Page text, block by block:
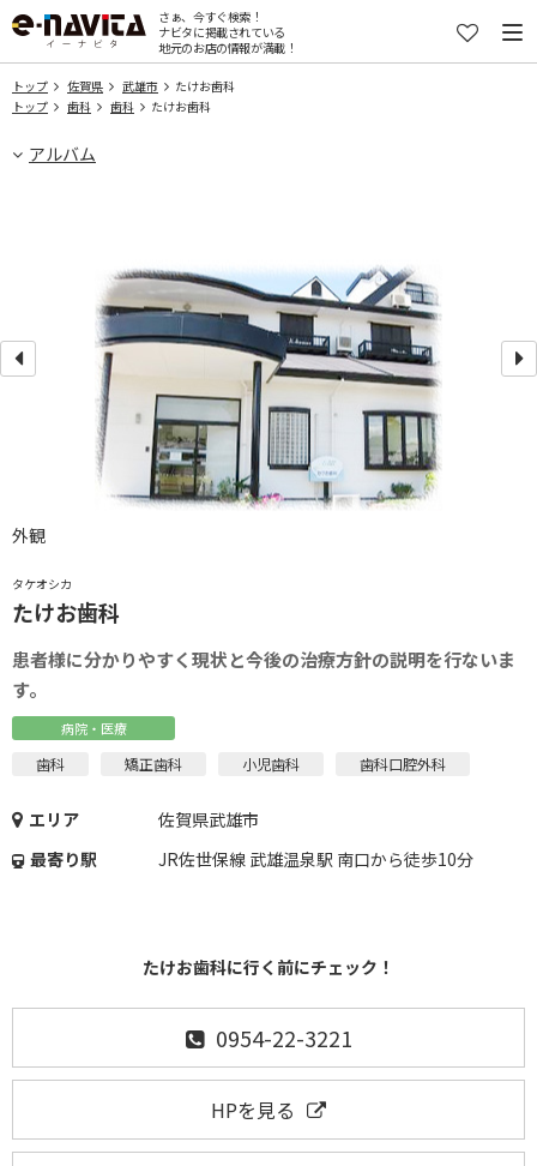
さぁ、今すぐ検索！
ナビタに掲載されている
地元のお店の情報が満載！
トップ 佐賀県 武雄市
たけお歯科
トップ
歯科 歯科 たけお歯科
アルバム
タケオシカ
たけお歯科
患者様に分かりやすく現状と今後の治療方針の説明を行ないま
す。
病院・医療
歯科 矯正歯科 小児歯科 歯科口腔外科
エリア
佐賀県武雄市
最寄り駅
JR佐世保線 武雄温泉駅 南口から徒歩10分
たけお歯科に行く前にチェック！
0954-22-3221
HPを見る
外観